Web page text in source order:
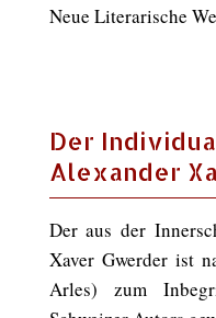
Neue Literarische
Der
Alexander
Der aus der
Xaver Gwerder ist
Arles) zum